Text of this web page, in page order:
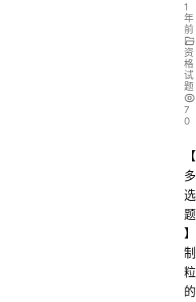
1
年
前
资
格
试
题
7
0
【
多
选
题
】
制
粒
的